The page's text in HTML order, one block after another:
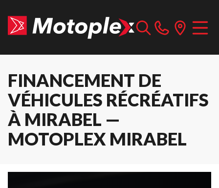
FINANCEMENT DE
VÉHICULES RÉCRÉATIFS
À MIRABEL —
MOTOPLEX MIRABEL